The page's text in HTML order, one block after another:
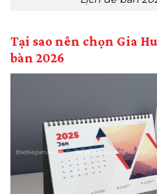
Tại sao nên chọn Gia
bàn 2026